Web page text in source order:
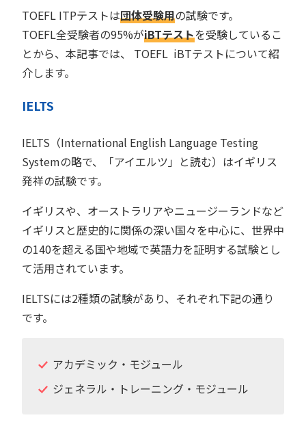
TOEFL ITPテストは団体受験用の試験です。
TOEFL全受験者の95%がiBTテストを受験しているこ
とから、本記事では、 TOEFL iBTテストについて紹
介します。
IELTS
IELTS（International English Language Testing
Systemの略で、「アイエルツ」と読む）はイギリス
発祥の試験です。
イギリスや、オーストラリアやニュージーランドなど
イギリスと歴史的に関係の深い国々を中心に、世界中
の140を超える国や地域で英語力を証明する試験とし
て活用されています。
IELTSには2種類の試験があり、それぞれ下記の通り
です。
アカデミック・モジュール
ジェネラル・トレーニング・モジュール